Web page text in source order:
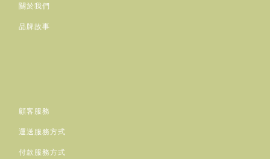
關於我們
品牌故事
顧客服務
運送服務方式
付款服務方式